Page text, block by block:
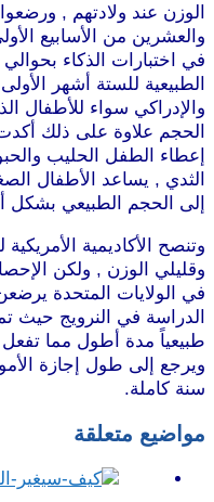
الوزن عند ولادتهم ,
والعشرين من الأسابيع
الطبيعية للستة أشهر
والإدراكي سواء للأطفال
الحجم علاوة على ذلك أكدت
إعطاء الطفل الحليب
الثدي , يساعد الأطفال
إلى الحجم الطبيعي بشكل
وتنصح الأكاديمية
في الولايات المتحدة
الدراسة في النرويج حيث
طبيعياً مدة أطول مما
ويرجع إلى طول إجازة
سنة كاملة.
مواضيع متعلقة